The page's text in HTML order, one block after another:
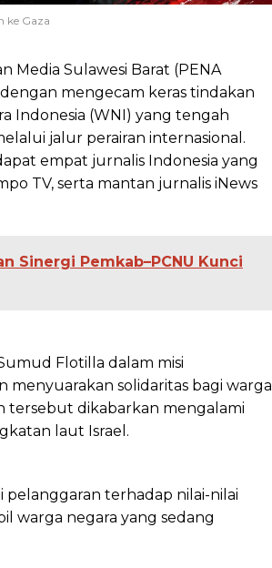
ke Gaza
Media Sulawesi Barat (PENA
mengecam keras tindakan
Indonesia (WNI) yang tengah
jalur perairan internasional.
empat jurnalis Indonesia yang
TV, serta mantan jurnalis iNews
Sinergi Pemkab–PCNU Kunci
Flotilla dalam misi
solidaritas bagi warga
tersebut dikabarkan mengalami
laut Israel.
pelanggaran terhadap nilai-nilai
warga negara yang sedang